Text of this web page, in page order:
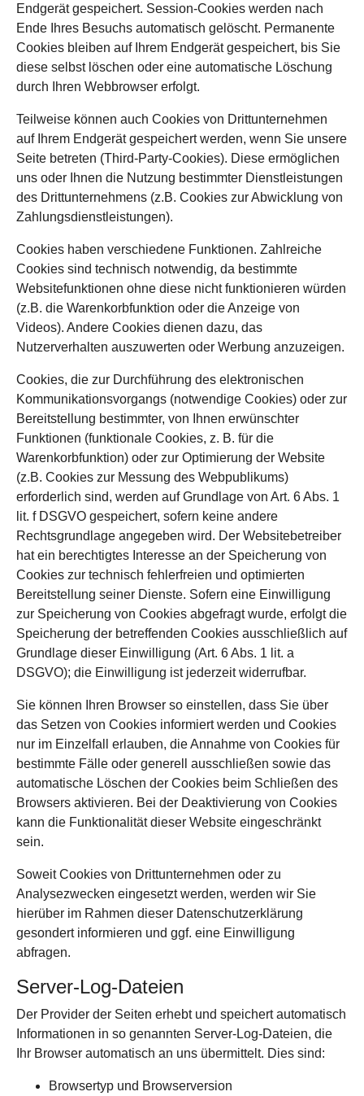
Endgerät gespeichert. Session-Cookies werden nach
Ende Ihres Besuchs automatisch gelöscht. Permanente
Cookies bleiben auf Ihrem Endgerät gespeichert, bis Sie
diese selbst löschen oder eine automatische Löschung
durch Ihren Webbrowser erfolgt.
Teilweise können auch Cookies von Drittunternehmen
auf Ihrem Endgerät gespeichert werden, wenn Sie unsere
Seite betreten (Third-Party-Cookies). Diese ermöglichen
uns oder Ihnen die Nutzung bestimmter Dienstleistungen
des Drittunternehmens (z.B. Cookies zur Abwicklung von
Zahlungsdienstleistungen).
Cookies haben verschiedene Funktionen. Zahlreiche
Cookies sind technisch notwendig, da bestimmte
Websitefunktionen ohne diese nicht funktionieren würden
(z.B. die Warenkorbfunktion oder die Anzeige von
Videos). Andere Cookies dienen dazu, das
Nutzerverhalten auszuwerten oder Werbung anzuzeigen.
Cookies, die zur Durchführung des elektronischen
Kommunikationsvorgangs (notwendige Cookies) oder zur
Bereitstellung bestimmter, von Ihnen erwünschter
Funktionen (funktionale Cookies, z. B. für die
Warenkorbfunktion) oder zur Optimierung der Website
(z.B. Cookies zur Messung des Webpublikums)
erforderlich sind, werden auf Grundlage von Art. 6 Abs. 1
lit. f DSGVO gespeichert, sofern keine andere
Rechtsgrundlage angegeben wird. Der Websitebetreiber
hat ein berechtigtes Interesse an der Speicherung von
Cookies zur technisch fehlerfreien und optimierten
Bereitstellung seiner Dienste. Sofern eine Einwilligung
zur Speicherung von Cookies abgefragt wurde, erfolgt die
Speicherung der betreffenden Cookies ausschließlich auf
Grundlage dieser Einwilligung (Art. 6 Abs. 1 lit. a
DSGVO); die Einwilligung ist jederzeit widerrufbar.
Sie können Ihren Browser so einstellen, dass Sie über
das Setzen von Cookies informiert werden und Cookies
nur im Einzelfall erlauben, die Annahme von Cookies für
bestimmte Fälle oder generell ausschließen sowie das
automatische Löschen der Cookies beim Schließen des
Browsers aktivieren. Bei der Deaktivierung von Cookies
kann die Funktionalität dieser Website eingeschränkt
sein.
Soweit Cookies von Drittunternehmen oder zu
Analysezwecken eingesetzt werden, werden wir Sie
hierüber im Rahmen dieser Datenschutzerklärung
gesondert informieren und ggf. eine Einwilligung
abfragen.
Server-Log-Dateien
Der Provider der Seiten erhebt und speichert automatisch
Informationen in so genannten Server-Log-Dateien, die
Ihr Browser automatisch an uns übermittelt. Dies sind:
Browsertyp und Browserversion